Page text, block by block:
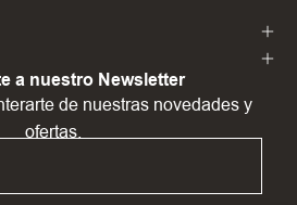
a nuestro Newsletter
de nuestras novedades y
ofertas.